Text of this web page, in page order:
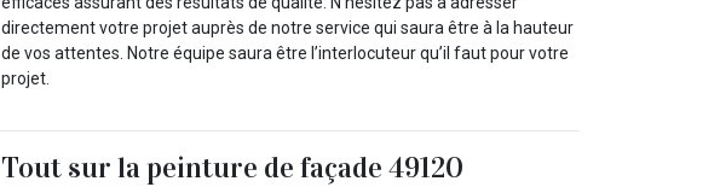
directement votre projet auprès de notre service qui saura être à la hauteur
de vos attentes. Notre équipe saura être l’interlocuteur qu’il faut pour votre
projet.
Tout sur la peinture de façade 49120